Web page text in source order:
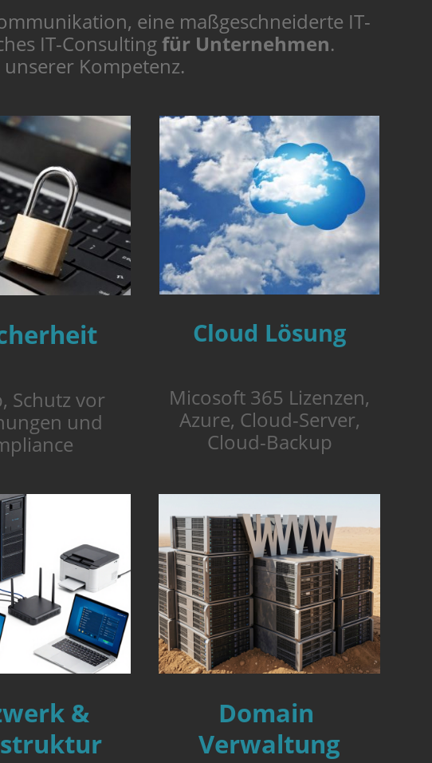
eine maßgeschneiderte IT-
IT-Consultingfür Unternehmen.
Kompetenz.
Schutz vor
und
Cloud Lösung
Micosoft 365 Lizenzen,
Azure, Cloud-Server,
Cloud-Backup
&
Domain
Verwaltung